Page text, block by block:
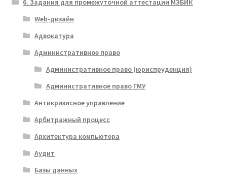
6. Задания для промежуточной аттестации МЭБИК
Web-дизайн
Адвокатура
Административное право
Административное право (юриспруденция)
Административное право ГМУ
Антикризисное управление
Арбитражный процесс
Архитектура компьютера
Аудит
Базы данных